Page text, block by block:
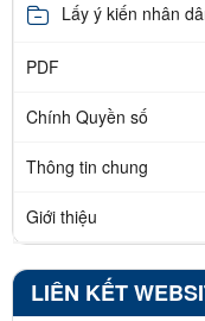
Lấy ý kiến nhân
PDF
Chính Quyền số
Thông tin chung
Giới thiệu
LIÊN KẾT